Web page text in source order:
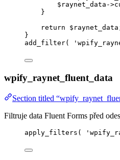
$raynet_data ->
}
return
$raynet_data
}
add_filter( '
wpify_raynet_fluent_data
Section titled
Filtruje data Fluent Forms před
apply_filters ( '